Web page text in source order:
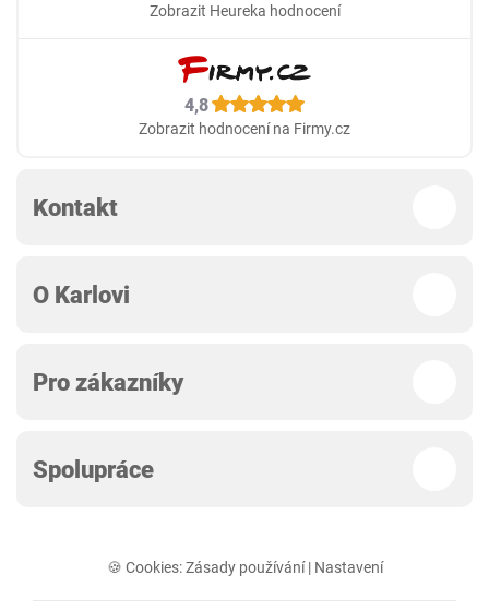
Zobrazit Heureka hodnocení
4,8
Zobrazit hodnocení na Firmy.cz
Kontakt
O Karlovi
Pro zákazníky
Spolupráce
🍪 Cookies:Zásady používání| Nastavení